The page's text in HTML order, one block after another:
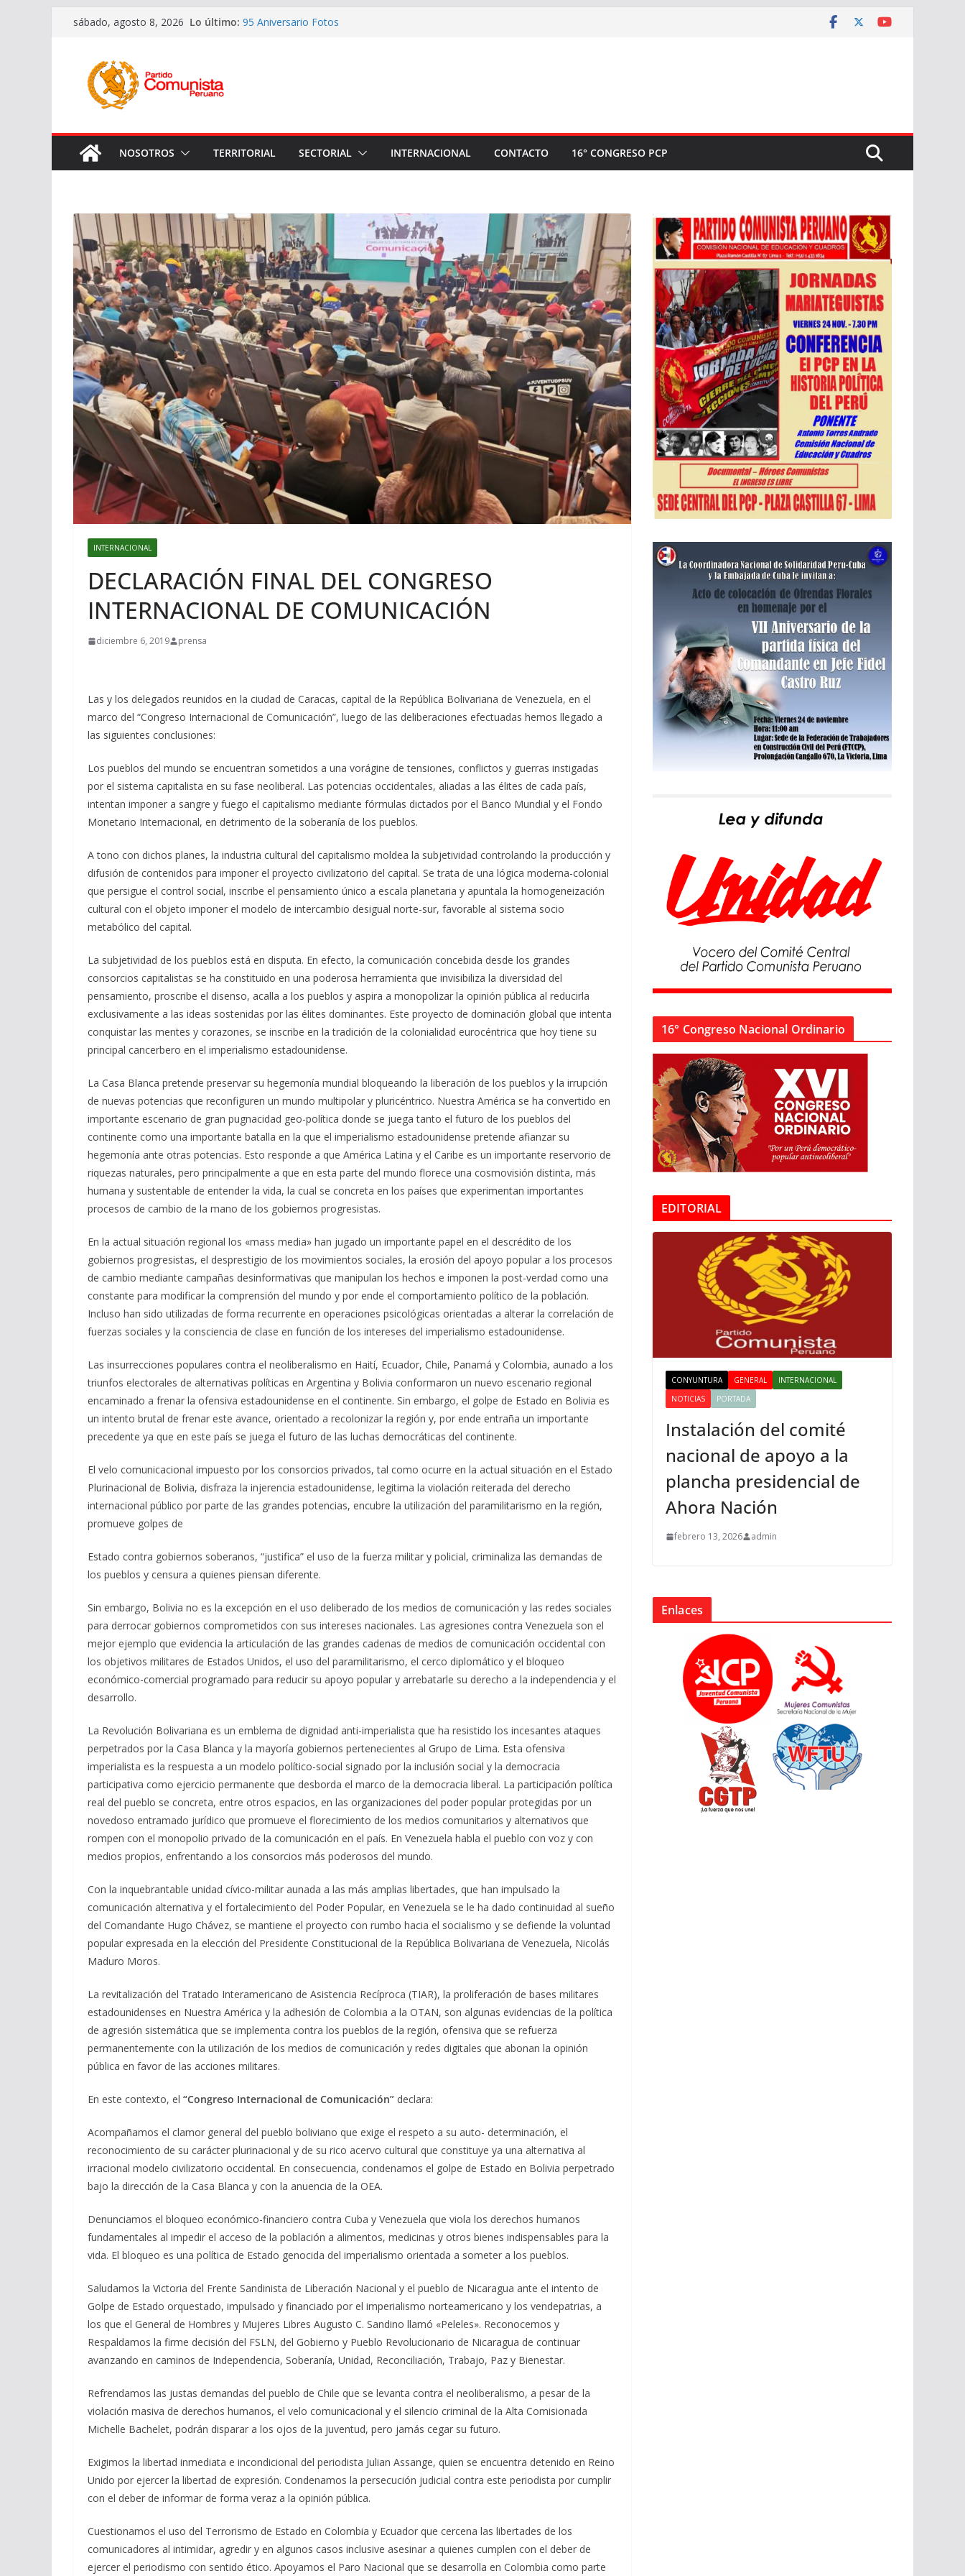
Saltarsábado, agosto 8, 2026 Lo último: 95 Aniversario Fotos
de aniversario
NOSOTROS
TERRITORIAL SECTORIAL INTERNACIONAL CONTACTO 16° CONGRESO PCP
INTERNACIONAL
DECLARACIÓN FINAL DEL CONGRESO
INTERNACIONAL DE COMUNICACIÓN
diciembre 6, 2019 prensa
Las y los delegados reunidos en la ciudad de Caracas, capital de la República Bolivariana de Venezuela, en el
marco del “Congreso Internacional de Comunicación”, luego de las deliberaciones efectuadas hemos llegado a
las siguientes conclusiones:
Los pueblos del mundo se encuentran sometidos a una vorágine de tensiones, conflictos y guerras instigadas
por el sistema capitalista en su fase neoliberal. Las potencias occidentales, aliadas a las élites de cada país,
intentan imponer a sangre y fuego el capitalismo mediante fórmulas dictados por el Banco Mundial y el Fondo
Monetario Internacional, en detrimento de la soberanía de los pueblos.
A tono con dichos planes, la industria cultural del capitalismo moldea la subjetividad controlando la producción y
difusión de contenidos para imponer el proyecto civilizatorio del capital. Se trata de una lógica moderna-colonial
que persigue el control social, inscribe el pensamiento único a escala planetaria y apuntala la homogeneización
cultural con el objeto imponer el modelo de intercambio desigual norte-sur, favorable al sistema socio
metabólico del capital.
La subjetividad de los pueblos está en disputa. En efecto, la comunicación concebida desde los grandes
consorcios capitalistas se ha constituido en una poderosa herramienta que invisibiliza la diversidad del
pensamiento, proscribe el disenso, acalla a los pueblos y aspira a monopolizar la opinión pública al reducirla
exclusivamente a las ideas sostenidas por las élites dominantes. Este proyecto de dominación global que intenta
conquistar las mentes y corazones, se inscribe en la tradición de la colonialidad eurocéntrica que hoy tiene su
principal cancerbero en el imperialismo estadounidense.
La Casa Blanca pretende preservar su hegemonía mundial bloqueando la liberación de los pueblos y la irrupción
de nuevas potencias que reconfiguren un mundo multipolar y pluricéntrico. Nuestra América se ha convertido en
importante escenario de gran pugnacidad geo-política donde se juega tanto el futuro de los pueblos del
continente como una importante batalla en la que el imperialismo estadounidense pretende afianzar su
hegemonía ante otras potencias. Esto responde a que América Latina y el Caribe es un importante reservorio de
riquezas naturales, pero principalmente a que en esta parte del mundo florece una cosmovisión distinta, más
humana y sustentable de entender la vida, la cual se concreta en los países que experimentan importantes
procesos de cambio de la mano de los gobiernos progresistas.
En la actual situación regional los «mass media» han jugado un importante papel en el descrédito de los
gobiernos progresistas, el desprestigio de los movimientos sociales, la erosión del apoyo popular a los procesos
de cambio mediante campañas desinformativas que manipulan los hechos e imponen la post-verdad como una
constante para modificar la comprensión del mundo y por ende el comportamiento político de la población.
Incluso han sido utilizadas de forma recurrente en operaciones psicológicas orientadas a alterar la correlación de
fuerzas sociales y la consciencia de clase en función de los intereses del imperialismo estadounidense.
Las insurrecciones populares contra el neoliberalismo en Haití, Ecuador, Chile, Panamá y Colombia, aunado a los
triunfos electorales de alternativas políticas en Argentina y Bolivia conformaron un nuevo escenario regional
encaminado a frenar la ofensiva estadounidense en el continente. Sin embargo, el golpe de Estado en Bolivia es
un intento brutal de frenar este avance, orientado a recolonizar la región y, por ende entraña un importante
precedente ya que en este país se juega el futuro de las luchas democráticas del continente.
El velo comunicacional impuesto por los consorcios privados, tal como ocurre en la actual situación en el Estado
Plurinacional de Bolivia, disfraza la injerencia estadounidense, legitima la violación reiterada del derecho
internacional público por parte de las grandes potencias, encubre la utilización del paramilitarismo en la región,
promueve golpes de
Estado contra gobiernos soberanos, “justifica” el uso de la fuerza militar y policial, criminaliza las demandas de
los pueblos y censura a quienes piensan diferente.
Sin embargo, Bolivia no es la excepción en el uso deliberado de los medios de comunicación y las redes sociales
para derrocar gobiernos comprometidos con sus intereses nacionales. Las agresiones contra Venezuela son el
mejor ejemplo que evidencia la articulación de las grandes cadenas de medios de comunicación occidental con
los objetivos militares de Estados Unidos, el uso del paramilitarismo, el cerco diplomático y el bloqueo
económico-comercial programado para reducir su apoyo popular y arrebatarle su derecho a la independencia y el
desarrollo.
La Revolución Bolivariana es un emblema de dignidad anti-imperialista que ha resistido los incesantes ataques
perpetrados por la Casa Blanca y la mayoría gobiernos pertenecientes al Grupo de Lima. Esta ofensiva
imperialista es la respuesta a un modelo político-social signado por la inclusión social y la democracia
participativa como ejercicio permanente que desborda el marco de la democracia liberal. La participación política
real del pueblo se concreta, entre otros espacios, en las organizaciones del poder popular protegidas por un
novedoso entramado jurídico que promueve el florecimiento de los medios comunitarios y alternativos que
rompen con el monopolio privado de la comunicación en el país. En Venezuela habla el pueblo con voz y con
medios propios, enfrentando a los consorcios más poderosos del mundo.
Con la inquebrantable unidad cívico-militar aunada a las más amplias libertades, que han impulsado la
comunicación alternativa y el fortalecimiento del Poder Popular, en Venezuela se le ha dado continuidad al sueño
del Comandante Hugo Chávez, se mantiene el proyecto con rumbo hacia el socialismo y se defiende la voluntad
popular expresada en la elección del Presidente Constitucional de la República Bolivariana de Venezuela, Nicolás
Maduro Moros.
La revitalización del Tratado Interamericano de Asistencia Recíproca (TIAR), la proliferación de bases militares
estadounidenses en Nuestra América y la adhesión de Colombia a la OTAN, son algunas evidencias de la política
de agresión sistemática que se implementa contra los pueblos de la región, ofensiva que se refuerza
permanentemente con la utilización de los medios de comunicación y redes digitales que abonan la opinión
pública en favor de las acciones militares.
En este contexto, el “Congreso Internacional de Comunicación” declara:
Acompañamos el clamor general del pueblo boliviano que exige el respeto a su auto- determinación, el
reconocimiento de su carácter plurinacional y de su rico acervo cultural que constituye ya una alternativa al
irracional modelo civilizatorio occidental. En consecuencia, condenamos el golpe de Estado en Bolivia perpetrado
bajo la dirección de la Casa Blanca y con la anuencia de la OEA.
Denunciamos el bloqueo económico-financiero contra Cuba y Venezuela que viola los derechos humanos
fundamentales al impedir el acceso de la población a alimentos, medicinas y otros bienes indispensables para la
vida. El bloqueo es una política de Estado genocida del imperialismo orientada a someter a los pueblos.
Saludamos la Victoria del Frente Sandinista de Liberación Nacional y el pueblo de Nicaragua ante el intento de
Golpe de Estado orquestado, impulsado y financiado por el imperialismo norteamericano y los vendepatrias, a
los que el General de Hombres y Mujeres Libres Augusto C. Sandino llamó «Peleles». Reconocemos y
Respaldamos la firme decisión del FSLN, del Gobierno y Pueblo Revolucionario de Nicaragua de continuar
avanzando en caminos de Independencia, Soberanía, Unidad, Reconciliación, Trabajo, Paz y Bienestar.
Refrendamos las justas demandas del pueblo de Chile que se levanta contra el neoliberalismo, a pesar de la
violación masiva de derechos humanos, el velo comunicacional y el silencio criminal de la Alta Comisionada
Michelle Bachelet, podrán disparar a los ojos de la juventud, pero jamás cegar su futuro.
Exigimos la libertad inmediata e incondicional del periodista Julian Assange, quien se encuentra detenido en Reino
Unido por ejercer la libertad de expresión. Condenamos la persecución judicial contra este periodista por cumplir
con el deber de informar de forma veraz a la opinión pública.
Cuestionamos el uso del Terrorismo de Estado en Colombia y Ecuador que cercena las libertades de los
comunicadores al intimidar, agredir y en algunos casos inclusive asesinar a quienes cumplen con el deber de
ejercer el periodismo con sentido ético. Apoyamos el Paro Nacional que se desarrolla en Colombia como parte
16° Congreso Nacional Ordinario
EDITORIAL
CONYUNTURA GENERAL
INTERNACIONAL
NOTICIAS
PORTADA
Instalación del comité
nacional de apoyo a la
plancha presidencial de
Ahora Nación
febrero 13, 2026 admin
Enlaces